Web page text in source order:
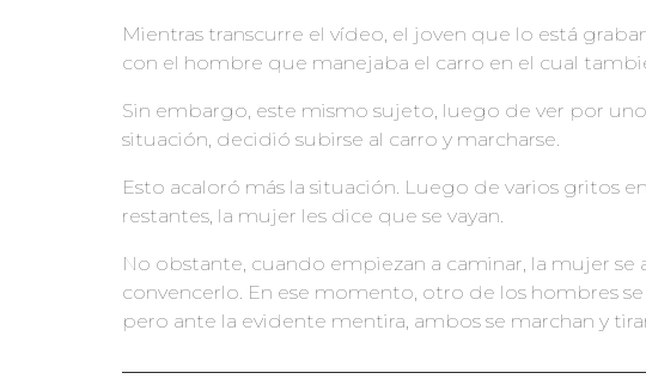
Mientras transcurre el vídeo, el joven que lo está
con el hombre que manejaba el carro en el cual
Sin embargo, este mismo sujeto, luego de ver por
situación, decidió subirse al carro y marcharse.
Esto acaloró más la situación. Luego de varios gritos
restantes, la mujer les dice que se vayan.
No obstante, cuando empiezan a caminar, la mujer
convencerlo. En ese momento, otro de los hombres
pero ante la evidente mentira, ambos se marchan y